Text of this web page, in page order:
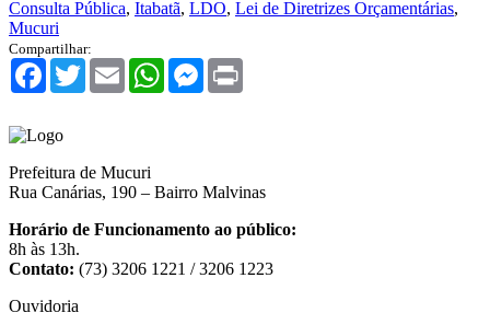
Consulta Pública, Itabatã, LDO, Lei de Diretrizes Orçamentárias,
Mucuri
Compartilhar:
Facebook
TwitterEmail WhatsAppMessenger
Prefeitura de Mucuri
Rua Canárias, 190 – Bairro Malvinas
Horário de Funcionamento ao público:
8h às 13h.
Contato: (73) 3206 1221 / 3206 1223
Ouvidoria